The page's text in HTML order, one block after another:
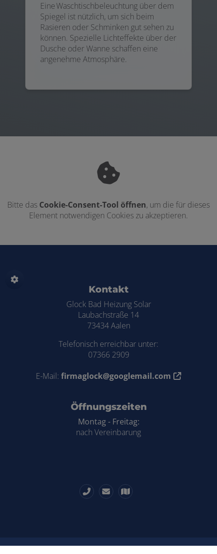
Eine Waschtischbeleuchtung über dem
Spiegel ist nützlich, um sich beim
Rasieren oder Schminken gut sehen zu
können. Spezielle Lichteffekte über der
Dusche oder Wanne schaffen eine
angenehme Atmosphäre.
Bitte das Cookie-Consent-Tool öffnen, um die für dieses
Element notwendigen Cookies zu akzeptieren.
Footer - Kontaktdaten und
Kontakt
Glock Bad Heizung Solar
Laubachstraße 14
73434 Aalen
Telefonisch erreichbar unter:
07366 2909
E-Mail: firmaglock@googlemail.com
Öffnungszeiten
Montag - Freitag:
nach Vereinbarung